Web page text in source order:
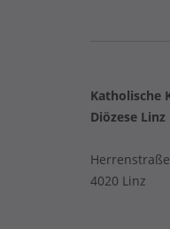
Katholische
Diözese Linz
4020 Linz